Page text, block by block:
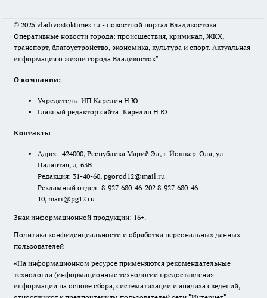
© 2025 vladivostoktimes.ru - новостной портал Владивостока.
Оперативные новости города: происшествия, криминал, ЖКХ,
транспорт, благоустройство, экономика, культура и спорт. Актуальная
информация о жизни города Владивосток"
О компании:
Учредитель: ИП Карелин Н.Ю
Главный редактор сайта: Карелин Н.Ю.
Контакты
Адрес: 424000, Республика Марий Эл, г. Йошкар-Ола, ул.
Палантая, д. 63В
Редакция: 31-40-60, pgorod12@mail.ru
Рекламный отдел: 8-927-680-46-20? 8-927-680-46-
10, mari@pg12.ru
Знак информационной продукции: 16+.
Политика конфиденциальности и обработки персональных данных
пользователей
«На информационном ресурсе применяются рекомендательные
технологии (информационные технологии предоставления
информации на основе сбора, систематизации и анализа сведений,